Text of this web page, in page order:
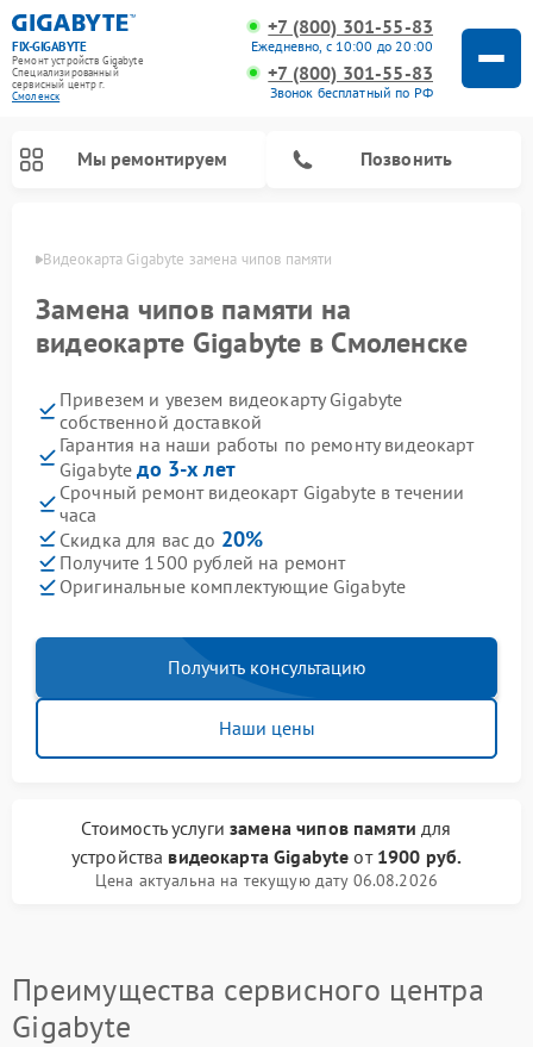
FIX-GIGABYTE
Ремонт устройств Gigabyte
Специализированный
cервисный центр г.
Смоленск
+7 (800) 301-55-83
Ежедневно, с 10:00 до 20:00
+7 (800) 301-55-83
Звонок бесплатный по РФ
Мы ремонтируем Позвонить
Видеокарта Gigabyte замена чипов памяти
Замена чипов памяти на
видеокарте Gigabyte в Смоленске
Привезем и увезем видеокарту Gigabyte
собственной доставкой
Гарантия на наши работы по ремонту видеокарт
Gigabyteдо 3-х лет
Срочный ремонт видеокарт Gigabyte в течении
часа
Скидка для вас до 20%
Получите 1500 рублей на ремонт
Оригинальные комплектующие Gigabyte
Получить консультацию
Наши цены
Стоимость услугизамена чипов памяти для
устройства видеокарта Gigabyte от 1900 руб.
Цена актуальна на текущую дату 06.08.2026
Преимущества сервисного центра
Gigabyte